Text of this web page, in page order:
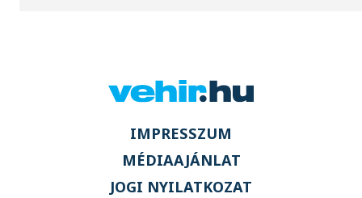
IMPRESSZUM
MÉDIAAJÁNLAT
JOGI NYILATKOZAT